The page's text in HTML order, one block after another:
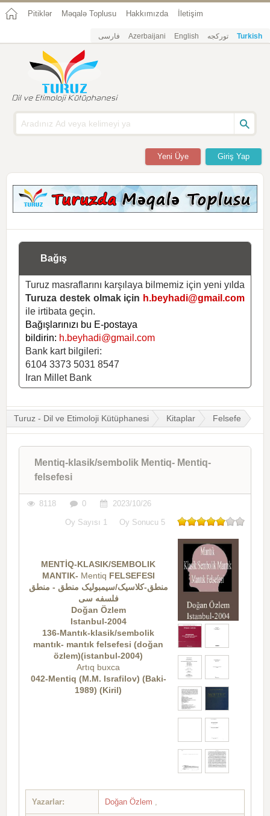
Pitiklər Məqalə Toplusu Hakkımızda İletişim
فارسی Azerbaijani English تورکجه Turkish
Giriş Yap
Yeni Üye
Bağış
Turuz masraflarını karşılaya bilmemiz için yeni yılda
Turuza destek olmak için h.beyhadi@gmail.com
ile irtibata geçin.
Bağışlarınızı bu E-postaya
bildirin: h.beyhadi@gmail.com
Bank kart bilgileri:
6104 3373 5031 8547
Iran Millet Bank
Turuz - Dil ve Etimoloji Kütüphanesi Kitaplar Felsefe
Mentiq-klasik/sembolik Mentiq- Mentiq-
felsefesi
8118 0 2023/10/26
Oy Sayısı 1 Oy Sonucu 5
MENTİQ-KLASIK/SEMBOLIK
MANTIK- Mentiq FELSEFESI
منطق-کلاسیک/سيمبولیک منطق - منطق
فلسفه سی
Doğan Özlem
Istanbul-2004
136-Mantık-klasik/sembolik
mantık- mantık felsefesi (doğan
özlem)(istanbul-2004)
Artıq buxca
042-Mentiq (M.M. Israfilov) (Baki-
1989) (Kiril)
Yazarlar: Doğan Özlem